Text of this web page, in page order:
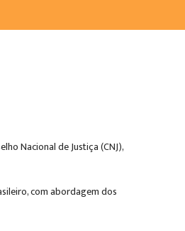
Nacional de Justiça (CNJ),
com abordagem dos